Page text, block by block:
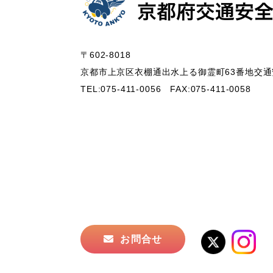
〒602-8018
京都市上京区衣棚通出水上る御霊町63番地交
TEL:075-411-0056 FAX:075-411-0058
お問合せ